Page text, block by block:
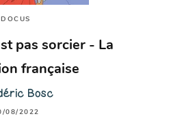
DOCUS
pas sorcier - La
française
Bosc
08/2022